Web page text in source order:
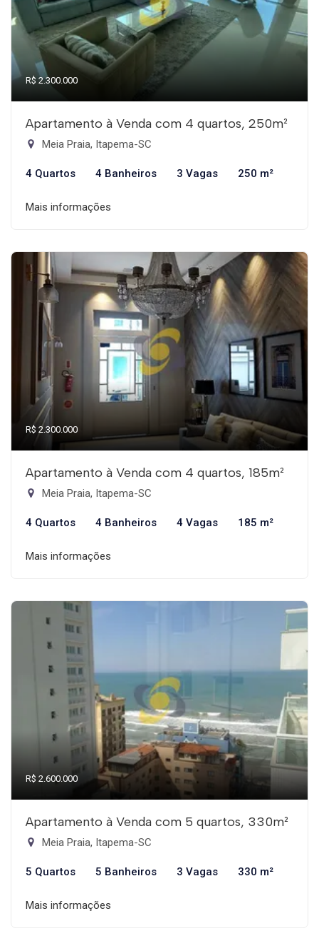
R$ 2.300.000
Apartamento à Venda com 4 quartos, 250m²
Meia Praia, Itapema-SC
4 Quartos 4 Banheiros 3 Vagas 250 m²
Mais informações
R$ 2.300.000
Apartamento à Venda com 4 quartos, 185m²
Meia Praia, Itapema-SC
4 Quartos 4 Banheiros 4 Vagas 185 m²
Mais informações
R$ 2.600.000
Apartamento à Venda com 5 quartos, 330m²
Meia Praia, Itapema-SC
5 Quartos 5 Banheiros 3 Vagas 330 m²
Mais informações